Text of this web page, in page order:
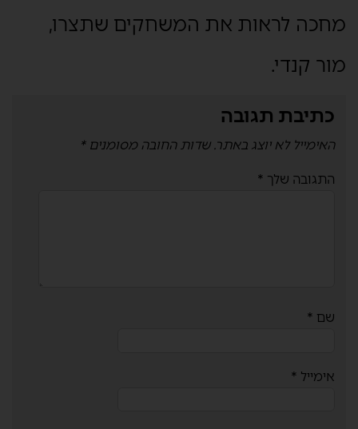
מחכה לראות את המשחקים שתצרו,
מור קנדי.
כתיבת תגובה
האימייל לא יוצג באתר. שדות החובה מסומנים*
התגובה שלך *
שם *
אימייל *